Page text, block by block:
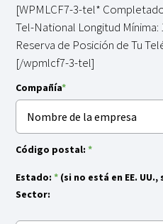
[WPMLCF7-3-tel*
Tel-National Longitud Mínima:
Reserva de Posición de Tu
[/wpmlcf7-3-tel]
Compañía*
Código postal: *
Estado: * (si no está en EE.
Sector: